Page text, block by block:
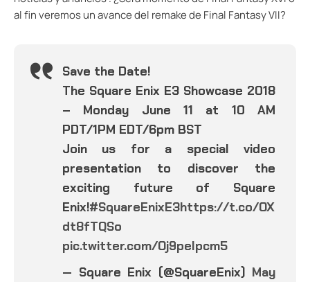
al fin veremos un avance del remake de Final Fantasy VII?
Save the Date!
The Square Enix E3 Showcase 2018
– Monday June 11 at 10 AM
PDT/1PM EDT/6pm BST
Join us for a special video
presentation to discover the
exciting future of Square
Enix!#SquareEnixE3https://t.co/OX
dt8fTQSo
pic.twitter.com/Oj9peIpcm5
— Square Enix (@SquareEnix) May